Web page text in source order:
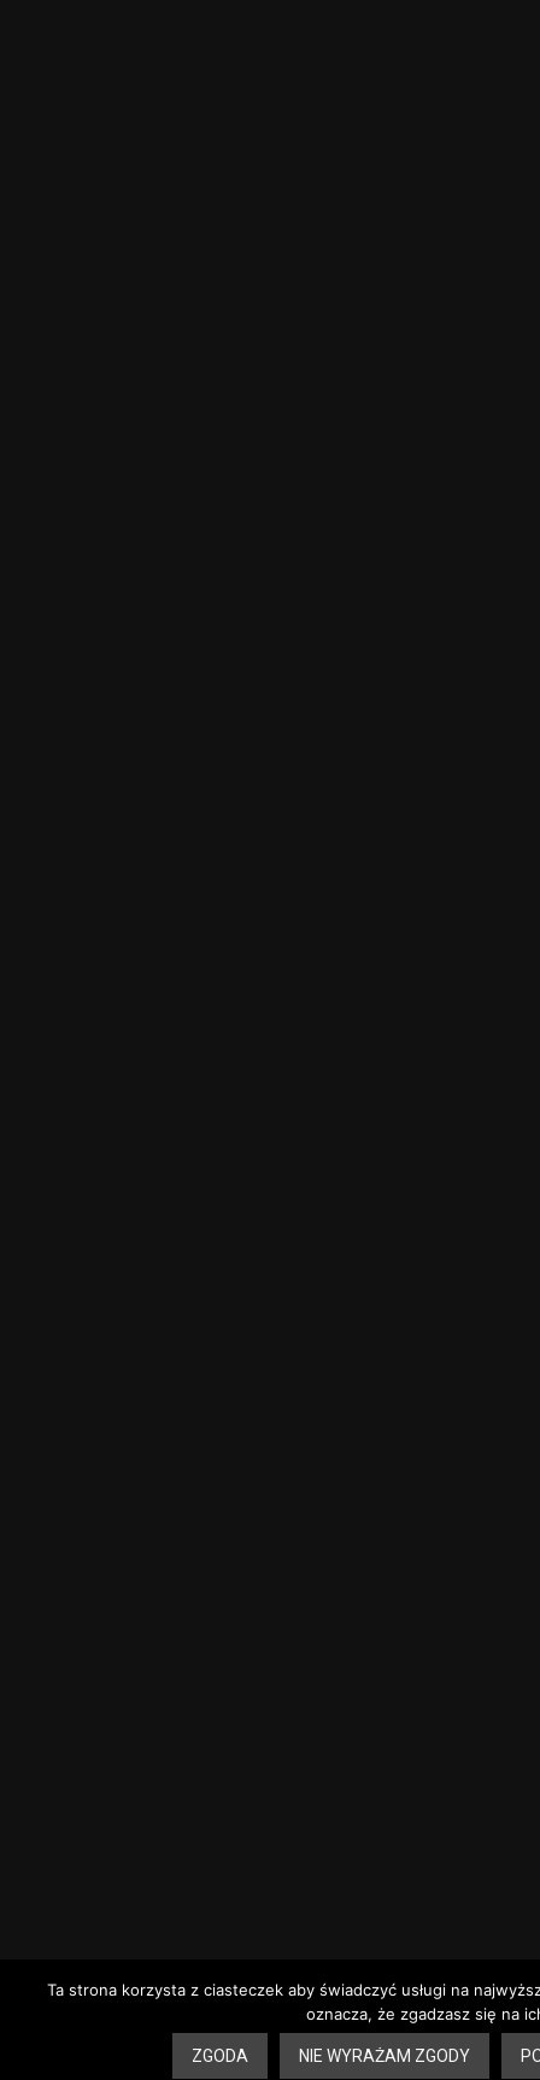
Ta strona korzysta z ciasteczek aby świadczyć usługi na
oznacza, że zgadzasz się na
ZGODA NIE WYRAŻAM ZGODY